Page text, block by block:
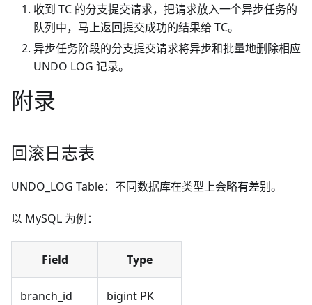
收到 TC 的分支提交请求，把请求放入一个异步任务的
队列中，马上返回提交成功的结果给 TC。
异步任务阶段的分支提交请求将异步和批量地删除相应
UNDO LOG 记录。
附录
回滚日志表
UNDO_LOG Table：不同数据库在类型上会略有差别。
以 MySQL 为例：
Field Type
branch_id bigint PK